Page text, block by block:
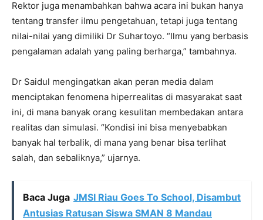
Rektor juga menambahkan bahwa acara ini bukan hanya
tentang transfer ilmu pengetahuan, tetapi juga tentang
nilai-nilai yang dimiliki Dr Suhartoyo. “Ilmu yang berbasis
pengalaman adalah yang paling berharga,” tambahnya.
Dr Saidul mengingatkan akan peran media dalam
menciptakan fenomena hiperrealitas di masyarakat saat
ini, di mana banyak orang kesulitan membedakan antara
realitas dan simulasi. “Kondisi ini bisa menyebabkan
banyak hal terbalik, di mana yang benar bisa terlihat
salah, dan sebaliknya,” ujarnya.
Baca Juga JMSI Riau Goes To School, Disambut
Antusias Ratusan Siswa SMAN 8 Mandau